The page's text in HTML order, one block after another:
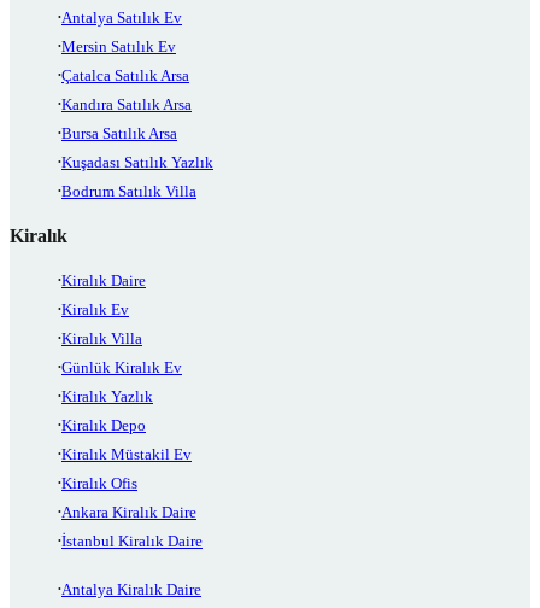
Antalya Satılık Ev
Mersin Satılık Ev
Çatalca Satılık Arsa
Kandıra Satılık Arsa
Bursa Satılık Arsa
Kuşadası Satılık Yazlık
Bodrum Satılık Villa
Kiralık
Kiralık Daire
Kiralık Ev
Kiralık Villa
Günlük Kiralık Ev
Kiralık Yazlık
Kiralık Depo
Kiralık Müstakil Ev
Kiralık Ofis
Ankara Kiralık Daire
İstanbul Kiralık Daire
Antalya Kiralık Daire